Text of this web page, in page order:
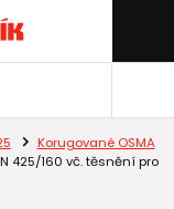
Korugované OSMA
425/160 vč. těsnění pro